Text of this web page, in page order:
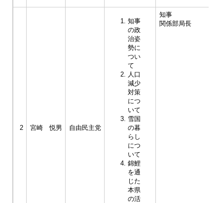
2 宮崎 悦男 自由民主党
知事
の政
治姿
勢に
つい
て
人口
減少
対策
につ
いて
雪国
の暮
らし
につ
いて
錦鯉
を通
じた
本県
の活
知事
関係部局長